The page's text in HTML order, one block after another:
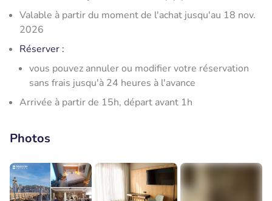
Valable à partir du moment de l'achat jusqu'au 18 nov.
2026
Réserver :
vous pouvez annuler ou modifier votre réservation
sans frais jusqu'à 24 heures à l'avance
Arrivée à partir de 15h, départ avant 1h
Photos